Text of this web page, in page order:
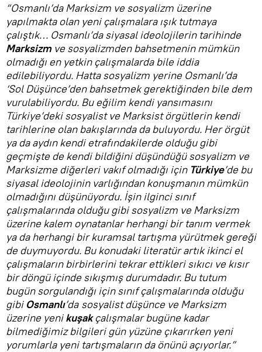
“Osmanlı’da Marksizm ve sosyalizm üzerine
yapılmakta olan yeni çalışmalara ışık tutmaya
çalıştık… Osmanlı’da siyasal ideolojilerin tarihinde
Marksizmve sosyalizmden bahsetmenin mümkün
olmadığı en yetkin çalışmalarda bile iddia
edilebiliyordu. Hatta sosyalizm yerine Osmanlı’da
‘Sol Düşünce’den bahsetmek gerektiğinden bile dem
vurulabiliyordu. Bu eğilim kendi yansımasını
Türkiye’deki sosyalist ve Marksist örgütlerin kendi
tarihlerine olan bakışlarında da buluyordu. Her örgüt
ya da aydın kendi etrafındakilerde olduğu gibi
geçmişte de kendi bildiğini düşündüğü sosyalizm ve
Marksizme diğerleri vakıf olmadığı için Türkiye’de bu
siyasal ideolojinin varlığından konuşmanın mümkün
olmadığını düşünüyordu. İşin ilginci sınıf
çalışmalarında olduğu gibi sosyalizm ve Marksizm
üzerine kalem oynatanlar herhangi bir tanım vermek
ya da herhangi bir kuramsal tartışma yürütmek gereği
de duymuyordu. Bu konudaki literatür artık ikinci el
çalışmaların birbirlerini tekrar ettikleri sıkıcı ve kısır
bir döngü içinde sıkışmış durumdadır. Bu tutum
bugün sorgulandığı için sınıf çalışmalarında olduğu
gibi Osmanlı’da sosyalist düşünce ve Marksizm
üzerine yenikuşakçalışmalar bugüne kadar
bilmediğimiz bilgileri gün yüzüne çıkarırken yeni
yorumlarla yeni tartışmaların da önünü açıyorlar.”